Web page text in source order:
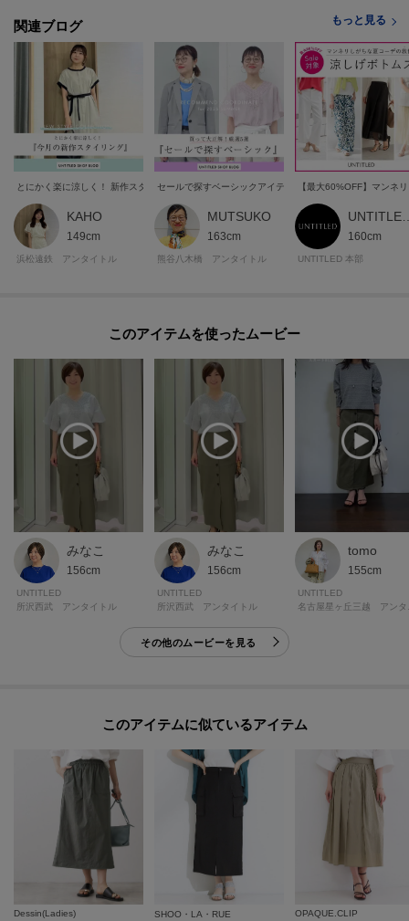
関連ブログ もっと見る
とにかく楽に涼しく！ 新作スタイリング
KAHO
149cm
浜松遠鉄 アンタイトル
セールで探すベーシックアイテム5選
MUTSUKO
163cm
熊谷八木橋 アンタイトル
【最大60%OFF】マンネ
160cm
UNTITLED 本部
このアイテムを使ったムービー
みなこ
156cm
UNTITLED
所沢西武 アンタイトル
みなこ
156cm
UNTITLED
所沢西武 アンタイトル
tomo
155cm
UNTITLED
その他のムービーを見る
このアイテムに似ているアイテム
Dessin(Ladies)
SHOO・LA・RUE
OPAQUE.CLIP